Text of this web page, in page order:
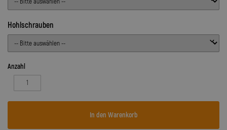
Hohlschrauben
Anzahl
In den Warenkorb